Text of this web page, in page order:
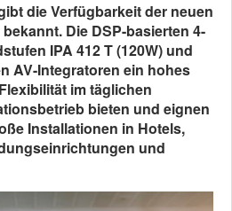
die Verfügbarkeit der neuen
Die DSP-basierten 4-
IPA 412 T (120W) und
AV-Integratoren ein hohes
im täglichen
bieten und eignen
Installationen in Hotels,
und